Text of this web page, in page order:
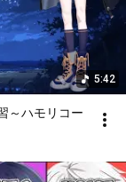
5:42
～ハモリコー